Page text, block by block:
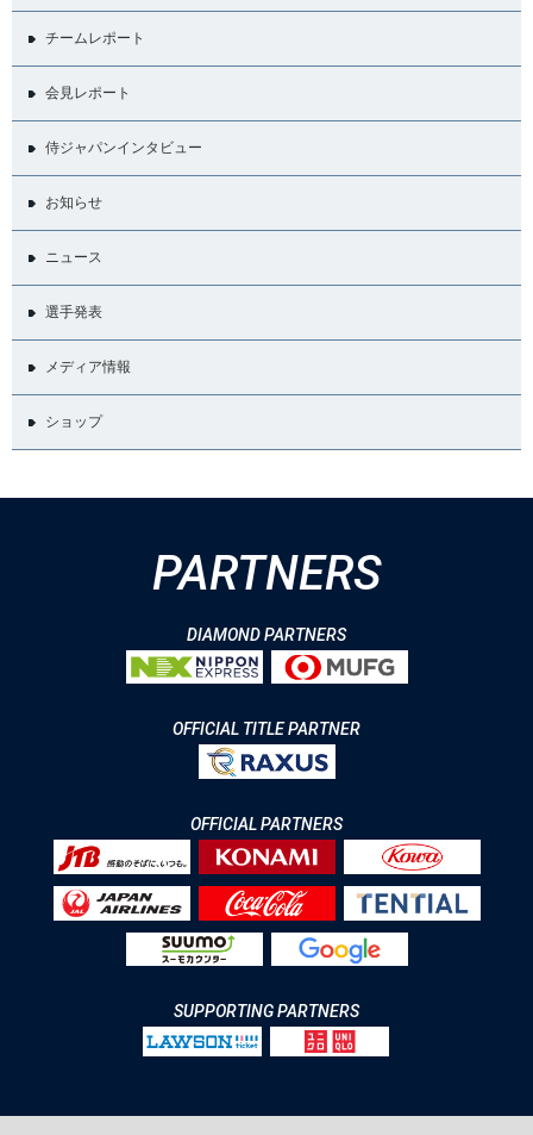
チームレポート
会見レポート
侍ジャパンインタビュー
お知らせ
ニュース
選手発表
メディア情報
ショップ
PARTNERS
DIAMOND PARTNERS
OFFICIAL TITLE PARTNER
OFFICIAL PARTNERS
SUPPORTING PARTNERS